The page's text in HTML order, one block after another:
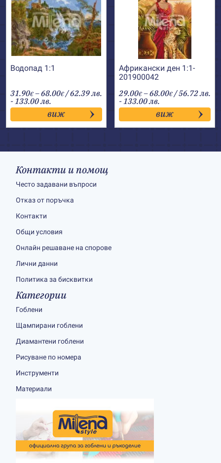
Водопад 1:1
31.90€ –68.00€Price
range:
31.90€
through
68.00€
/ 62.39 лв.
- 133.00 лв.
виж
Африкански ден 1:1-
201900042
29.00€ –68.00€Price
range:
29.00€
through
68.00€
/ 56.72 лв.
- 133.00 лв.
виж
Контакти и помощ
Често задавани въпроси
Отказ от поръчка
Контакти
Общи условия
Онлайн решаване на спорове
Лични данни
Политика за бисквитки
Категории
Гоблени
Щампирани гоблени
Диамантени гоблени
Рисуване по номера
Инструменти
Материали